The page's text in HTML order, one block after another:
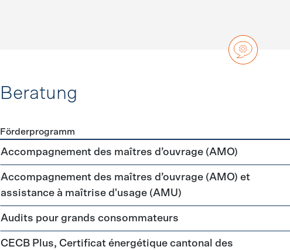
Beratung
Förderprogramme Beratung
Förderprogramm
Accompagnement des maîtres d’ouvrage (AMO)
Accompagnement des maîtres d’ouvrage (AMO) et
assistance à maîtrise d'usage (AMU)
Audits pour grands consommateurs
CECB Plus, Certificat énergétique cantonal des